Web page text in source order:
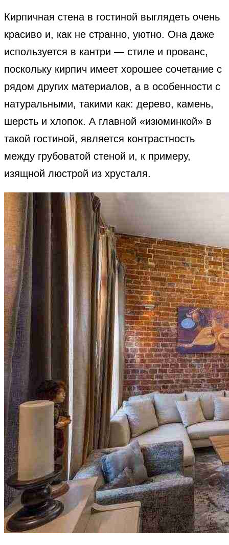
Кирпичная стена в гостиной выглядеть очень
красиво и, как не странно, уютно. Она даже
используется в кантри — стиле и прованс,
поскольку кирпич имеет хорошее сочетание с
рядом других материалов, а в особенности с
натуральными, такими как: дерево, камень,
шерсть и хлопок. А главной «изюминкой» в
такой гостиной, является контрастность
между грубоватой стеной и, к примеру,
изящной люстрой из хрусталя.